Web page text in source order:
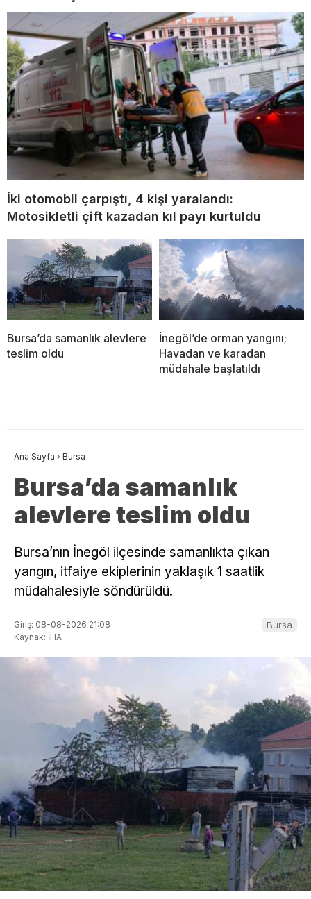
İki otomobil çarpıştı, 4 kişi yaralandı:
Motosikletli çift kazadan kıl payı kurtuldu
Bursa’da samanlık alevlere
teslim oldu
İnegöl’de orman yangını;
Havadan ve karadan
müdahale başlatıldı
Ana Sayfa › Bursa
Bursa’da samanlık
alevlere teslim oldu
Bursa’nın İnegöl ilçesinde samanlıkta çıkan
yangın, itfaiye ekiplerinin yaklaşık 1 saatlik
müdahalesiyle söndürüldü.
Giriş: 08-08-2026 21:08
Kaynak: İHA
Bursa